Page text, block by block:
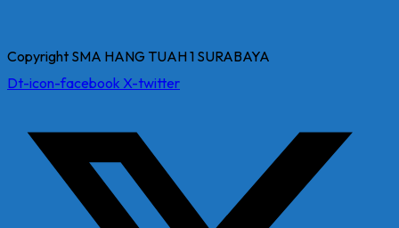
Copyright SMA HANG TUAH 1 SURABAYA
Dt-icon-facebook X-twitter